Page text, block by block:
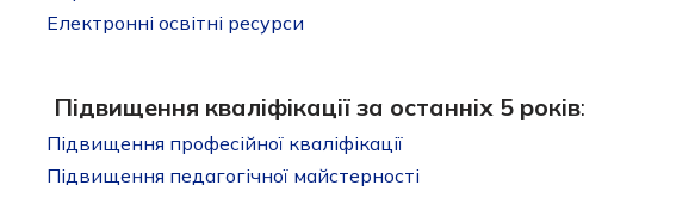
Електронні освітні ресурси
Підвищення кваліфікації за останніх 5 років:
Підвищення професійної кваліфікації
Підвищення педагогічної майстерності